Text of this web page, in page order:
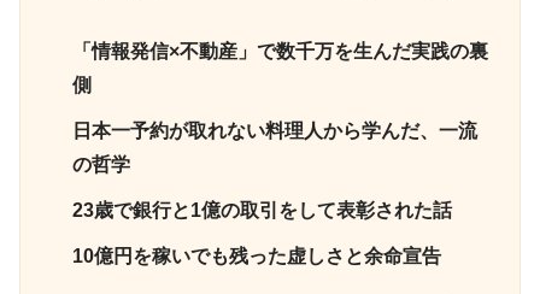
「情報発信×不動産」で数千万を生んだ実践の裏
側
日本一予約が取れない料理人から学んだ、一流
の哲学
23歳で銀行と1億の取引をして表彰された話
10億円を稼いでも残った虚しさと余命宣告